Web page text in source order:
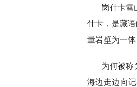
岗什卡雪
什卡，是藏
量岩壁为一
为何被称
海边走边向